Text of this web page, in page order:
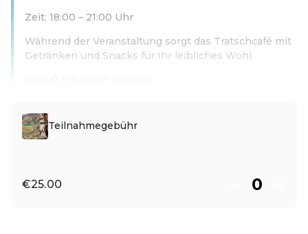
Zeit: 18:00 – 21:00 Uhr
Während der Veranstaltung sorgt das Tratschcafé mit
Getränken und Snacks für Ihr leibliches Wohl.
Teilnahmegebühr
€25.00